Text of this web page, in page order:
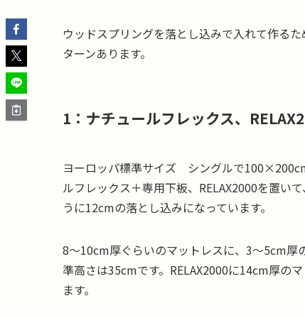
ウッドスプリングを落とし込みで入れて作る
ターンあります。
1：ナチュールフレックス、
ヨーロッパ標準サイズ シングルで
ルフレックス＋専用下板、RELAX2000を置い
うに12cmの落とし込みになっています。
8～10cm厚ぐらいのマットレスに、3～5cm厚
準高さは35cmです。RELAX2000に14cm厚の
ます。